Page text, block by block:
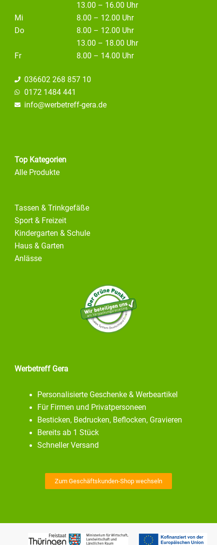
13.00 – 16.00 Uhr
Mi
8.00 – 12.00 Uhr
Do
8.00 – 12.00 Uhr
13.00 – 18.00 Uhr
Fr
8.00 – 14.00 Uhr
036602 268 857 10
0172 1484 441
info@werbetreff-gera.de
Top Kategorien
Alle Produkte
Tassen & Trinkgefäße
Sport & Freizeit
Kindergarten & Schule
Haus & Garten
Anlässe
Werbetreff Gera
Personalisierte Geschenke & Werbeartikel
Für Firmen und Privatpersoneen
Besticken, Bedrucken, Beflocken, Gravieren
Bereits ab 1 Stück
Schneller Versand
Zum Geschäftskunden-Shop wechseln